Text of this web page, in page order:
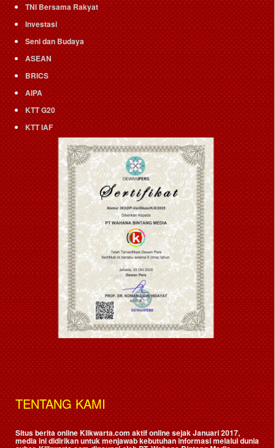
TNI Bersama Rakyat
Investasi
Seni dan Budaya
ASEAN
BRICS
AIPA
KTT G20
KTT IAF
TENTANG KAMI
Situs berita online Klikwarta.com aktif online sejak Januari 2017,
media ini didirikan untuk menjawab kebutuhan informasi melalui dunia